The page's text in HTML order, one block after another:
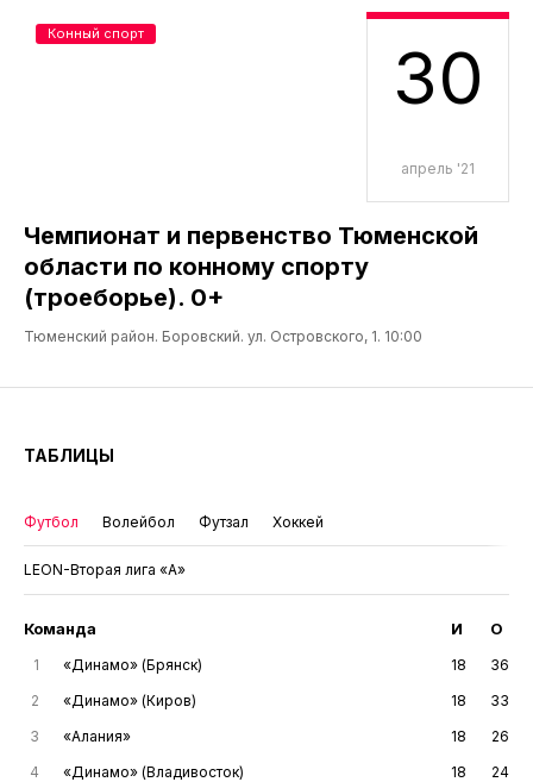
30
апрель '21
Чемпионат и первенство Тюменской
области по конному спорту
(троеборье). 0+
Тюменский район. Боровский. ул. Островского, 1. 10:00
Конный спорт
ТАБЛИЦЫ
Футбол Волейбол Футзал Хоккей
LEON-Вторая лига «А»
Команда И О
1 «Динамо» (Брянск) 18
36
2
«Динамо» (Киров) 18
33
3
«Алания» 18
26
4
«Динамо» (Владивосток) 18
24